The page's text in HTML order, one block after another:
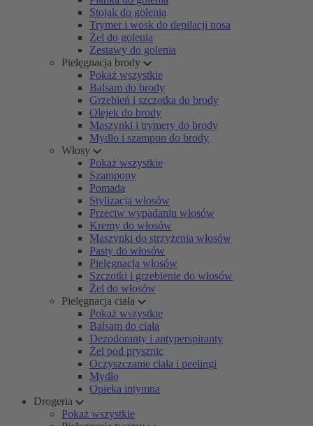
Stojak do golenia
Trymer i wosk do depilacji nosa
Żel do golenia
Zestawy do golenia
Pielęgnacja brody
Pokaż wszystkie
Balsam do brody
Grzebień i szczotka do brody
Olejek do brody
Maszynki i trymery do brody
Mydło i szampon do brody
Włosy
Pokaż wszystkie
Szampony
Pomada
Stylizacja włosów
Przeciw wypadaniu włosów
Kremy do włosów
Maszynki do strzyżenia włosów
Pasty do włosów
Pielęgnacja włosów
Szczotki i grzebienie do włosów
Żel do włosów
Pielęgnacja ciała
Pokaż wszystkie
Balsam do ciała
Dezodoranty i antyperspiranty
Żel pod prysznic
Oczyszczanie ciała i peelingi
Mydło
Opieka intymna
Drogeria
Pokaż wszystkie